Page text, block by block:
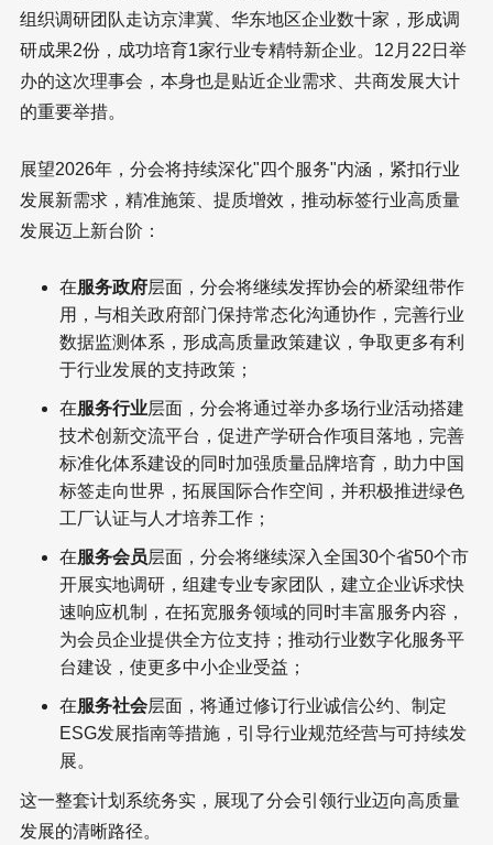
组织调研团队走访京津冀、华东地区企业数十家，形成调
研成果2份，成功培育1家行业专精特新企业。12月22日举
办的这次理事会，本身也是贴近企业需求、共商发展大计
的重要举措。
展望2026年，分会将持续深化"四个服务"内涵，紧扣行业
发展新需求，精准施策、提质增效，推动标签行业高质量
发展迈上新台阶：
在服务政府层面，分会将继续发挥协会的桥梁纽带作
用，与相关政府部门保持常态化沟通协作，完善行业
数据监测体系，形成高质量政策建议，争取更多有利
于行业发展的支持政策；
在服务行业层面，分会将通过举办多场行业活动搭建
技术创新交流平台，促进产学研合作项目落地，完善
标准化体系建设的同时加强质量品牌培育，助力中国
标签走向世界，拓展国际合作空间，并积极推进绿色
工厂认证与人才培养工作；
在服务会员层面，分会将继续深入全国30个省50个市
开展实地调研，组建专业专家团队，建立企业诉求快
速响应机制，在拓宽服务领域的同时丰富服务内容，
为会员企业提供全方位支持；推动行业数字化服务平
台建设，使更多中小企业受益；
在服务社会层面，将通过修订行业诚信公约、制定
ESG发展指南等措施，引导行业规范经营与可持续发
展。
这一整套计划系统务实，展现了分会引领行业迈向高质量
发展的清晰路径。